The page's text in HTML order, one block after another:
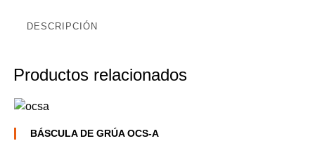
DESCRIPCIÓN
Productos relacionados
BÁSCULA DE GRÚA OCS-A